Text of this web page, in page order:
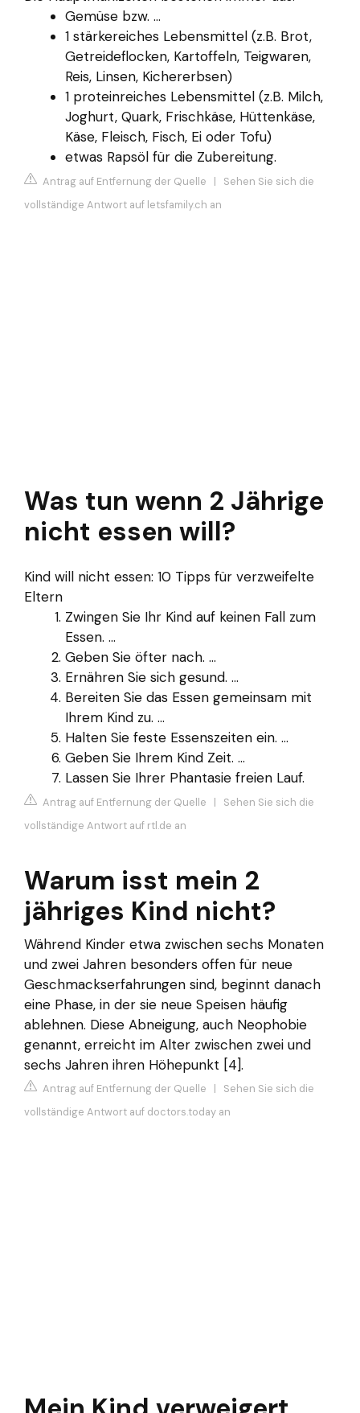
Gemüse bzw. ...
1 stärkereiches Lebensmittel (z.B. Brot,
Getreideflocken, Kartoffeln, Teigwaren,
Reis, Linsen, Kichererbsen)
1 proteinreiches Lebensmittel (z.B. Milch,
Joghurt, Quark, Frischkäse, Hüttenkäse,
Käse, Fleisch, Fisch, Ei oder Tofu)
etwas Rapsöl für die Zubereitung.
Antrag auf Entfernung der Quelle | Sehen Sie sich die
vollständige Antwort auf letsfamily.ch an
Was tun wenn 2 Jährige
nicht essen will?
Kind will nicht essen: 10 Tipps für verzweifelte
Eltern
Zwingen Sie Ihr Kind auf keinen Fall zum
Essen. ...
Geben Sie öfter nach. ...
Ernähren Sie sich gesund. ...
Bereiten Sie das Essen gemeinsam mit
Ihrem Kind zu. ...
Halten Sie feste Essenszeiten ein. ...
Geben Sie Ihrem Kind Zeit. ...
Lassen Sie Ihrer Phantasie freien Lauf.
Antrag auf Entfernung der Quelle | Sehen Sie sich die
vollständige Antwort auf rtl.de an
Warum isst mein 2
jähriges Kind nicht?
Während Kinder etwa zwischen sechs Monaten
und zwei Jahren besonders offen für neue
Geschmackserfahrungen sind, beginnt danach
eine Phase, in der sie neue Speisen häufig
ablehnen. Diese Abneigung, auch Neophobie
genannt, erreicht im Alter zwischen zwei und
sechs Jahren ihren Höhepunkt [4].
Antrag auf Entfernung der Quelle | Sehen Sie sich die
vollständige Antwort auf doctors.today an